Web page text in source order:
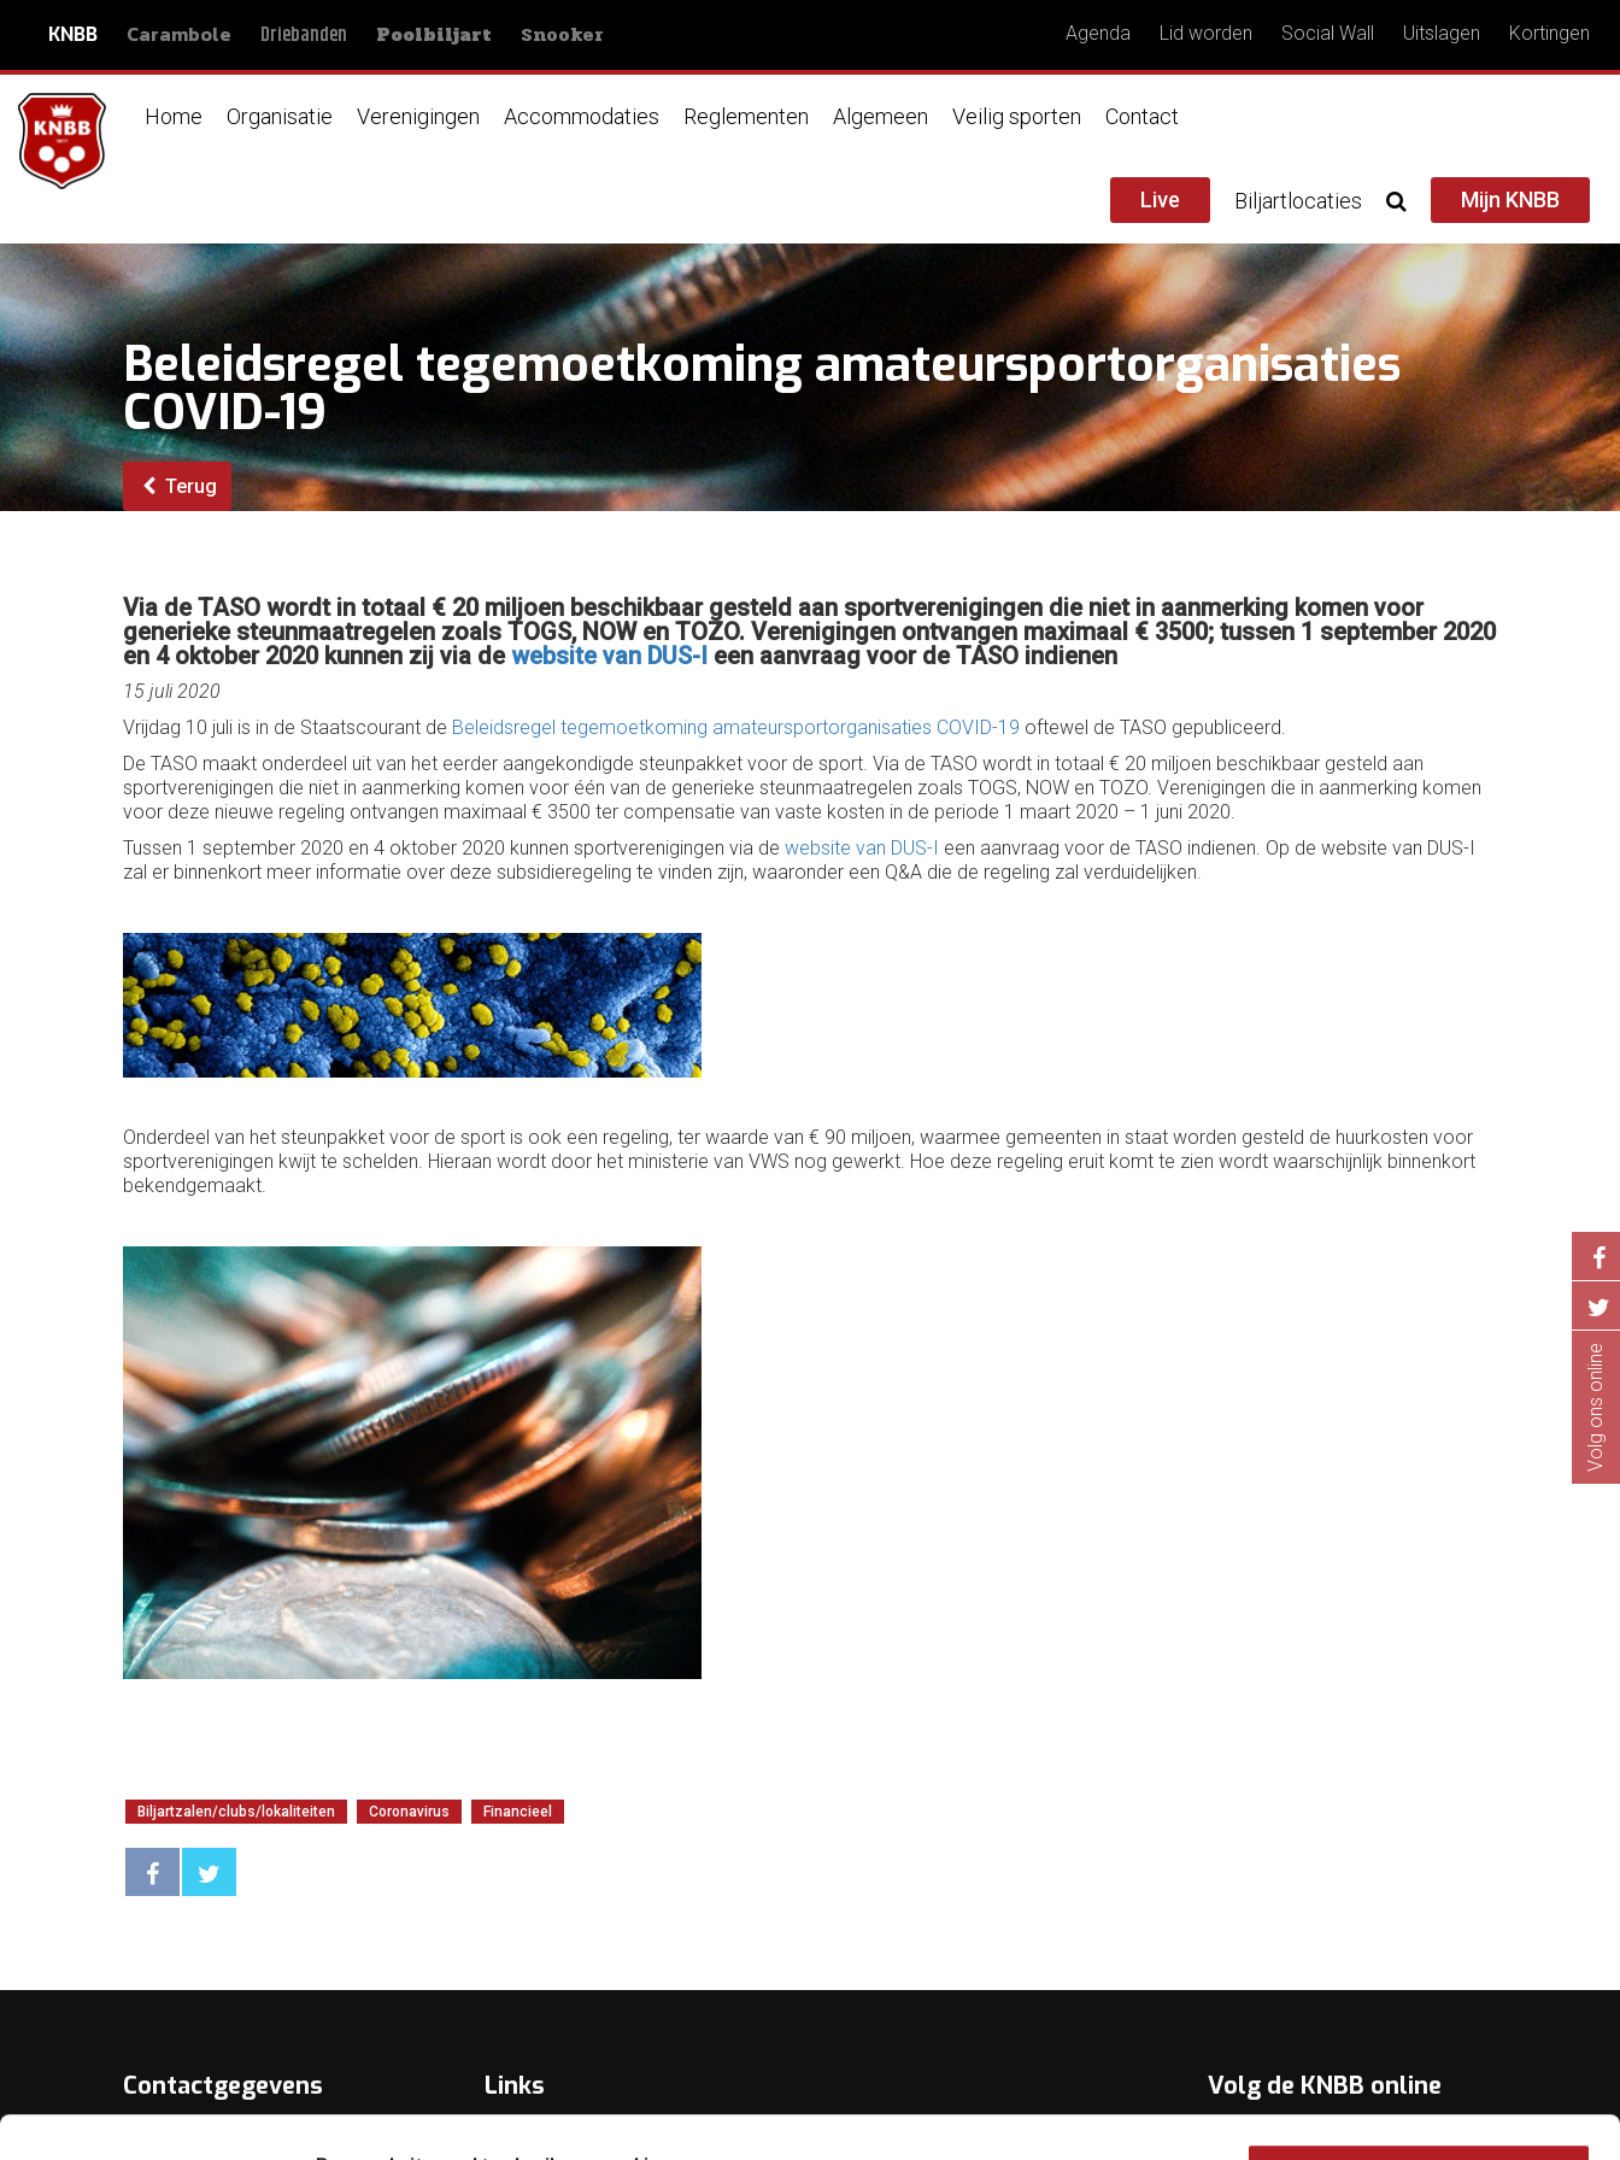
KNBB Carambole Driebanden Poolbiljart Snooker Agenda Lid worden Social Wall Uitslagen Kortingen
Home Organisatie Verenigingen Accommodaties Reglementen Algemeen Veilig sporten Contact
Live Biljartlocaties Mijn KNBB
Beleidsregel tegemoetkoming amateursportorganisaties
COVID-19
Terug
Via de TASO wordt in totaal € 20 miljoen beschikbaar gesteld aan sportverenigingen die niet in aanmerking komen voor
generieke steunmaatregelen zoals TOGS, NOW en TOZO. Verenigingen ontvangen maximaal € 3500; tussen 1 september 2020
en 4 oktober 2020 kunnen zij via dewebsite van DUS-I een aanvraag voor de TASO indienen
15 juli 2020
Vrijdag 10 juli is in de Staatscourant de Beleidsregel tegemoetkoming amateursportorganisaties COVID-19 oftewel de TASO gepubliceerd.
De TASO maakt onderdeel uit van het eerder aangekondigde steunpakket voor de sport. Via de TASO wordt in totaal € 20 miljoen beschikbaar gesteld aan
sportverenigingen die niet in aanmerking komen voor één van de generieke steunmaatregelen zoals TOGS, NOW en TOZO. Verenigingen die in aanmerking komen
voor deze nieuwe regeling ontvangen maximaal € 3500 ter compensatie van vaste kosten in de periode 1 maart 2020 – 1 juni 2020.
Tussen 1 september 2020 en 4 oktober 2020 kunnen sportverenigingen via de website van DUS-I een aanvraag voor de TASO indienen. Op de website van DUS-I
zal er binnenkort meer informatie over deze subsidieregeling te vinden zijn, waaronder een Q&A die de regeling zal verduidelijken.
Onderdeel van het steunpakket voor de sport is ook een regeling, ter waarde van € 90 miljoen, waarmee gemeenten in staat worden gesteld de huurkosten voor
sportverenigingen kwijt te schelden. Hieraan wordt door het ministerie van VWS nog gewerkt. Hoe deze regeling eruit komt te zien wordt waarschijnlijk binnenkort
bekendgemaakt.
Biljartzalen/clubs/lokaliteiten Coronavirus Financieel
Volg ons online
Contactgegevens Links Volg de KNBB online